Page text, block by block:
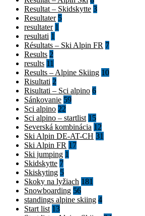
Resultat – Skidskytte 3
Resultater 5
resultater 1
resultati 1
Résultats – Ski Alpin FR 7
Results 2
results 11
Results – Alpine Skiing 10
Risultati 2
Risultati – Sci alpino 6
Sánkovanie 59
Sci alpino 22
Sci alpino – startlist 15
Severská kombinácia 12
Ski Alpin DE-AT-CH 31
Ski Alpin FR 17
Ski jumping 1
Skidskytte 7
Skiskyting 5
Skoky na lyžiach 181
Snowboarding 56
standings alpine skiing 4
Start list 13